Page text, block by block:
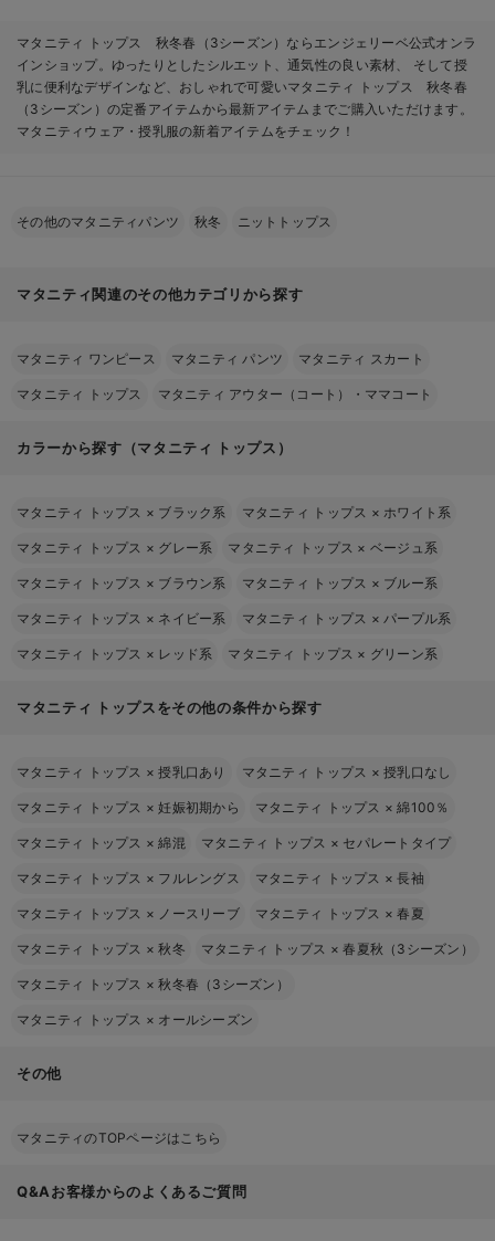
マタニティ トップス 秋冬春（3シーズン）ならエンジェリーベ公式オンラ
インショップ。ゆったりとしたシルエット、通気性の良い素材、 そして授
乳に便利なデザインなど、おしゃれで可愛いマタニティ トップス 秋冬春
（3シーズン）の定番アイテムから最新アイテムまでご購入いただけます。
マタニティウェア・授乳服の新着アイテムをチェック！
その他のマタニティパンツ 秋冬 ニットトップス
マタニティ関連のその他カテゴリから探す
マタニティ ワンピース マタニティ パンツ マタニティ スカート
マタニティ トップス マタニティ アウター（コート）・ママコート
カラーから探す（マタニティ トップス）
マタニティ トップス × ブラック系 マタニティ トップス × ホワイト系
マタニティ トップス × グレー系 マタニティ トップス × ベージュ系
マタニティ トップス × ブラウン系 マタニティ トップス × ブルー系
マタニティ トップス × ネイビー系 マタニティ トップス × パープル系
マタニティ トップス × レッド系 マタニティ トップス × グリーン系
マタニティ トップスをその他の条件から探す
マタニティ トップス ×授乳口あり マタニティ トップス ×授乳口なし
マタニティ トップス ×妊娠初期から マタニティ トップス ×綿100％
マタニティ トップス ×綿混 マタニティ トップス × セパレートタイプ
マタニティ トップス × フルレングス マタニティ トップス ×長袖
マタニティ トップス × ノースリーブ マタニティ トップス ×春夏
マタニティ トップス ×秋冬 マタニティ トップス ×春夏秋（3シーズン）
マタニティ トップス ×秋冬春（3シーズン）
マタニティ トップス × オールシーズン
その他
マタニティのTOPページはこちら
Q&Aお客様からのよくあるご質問